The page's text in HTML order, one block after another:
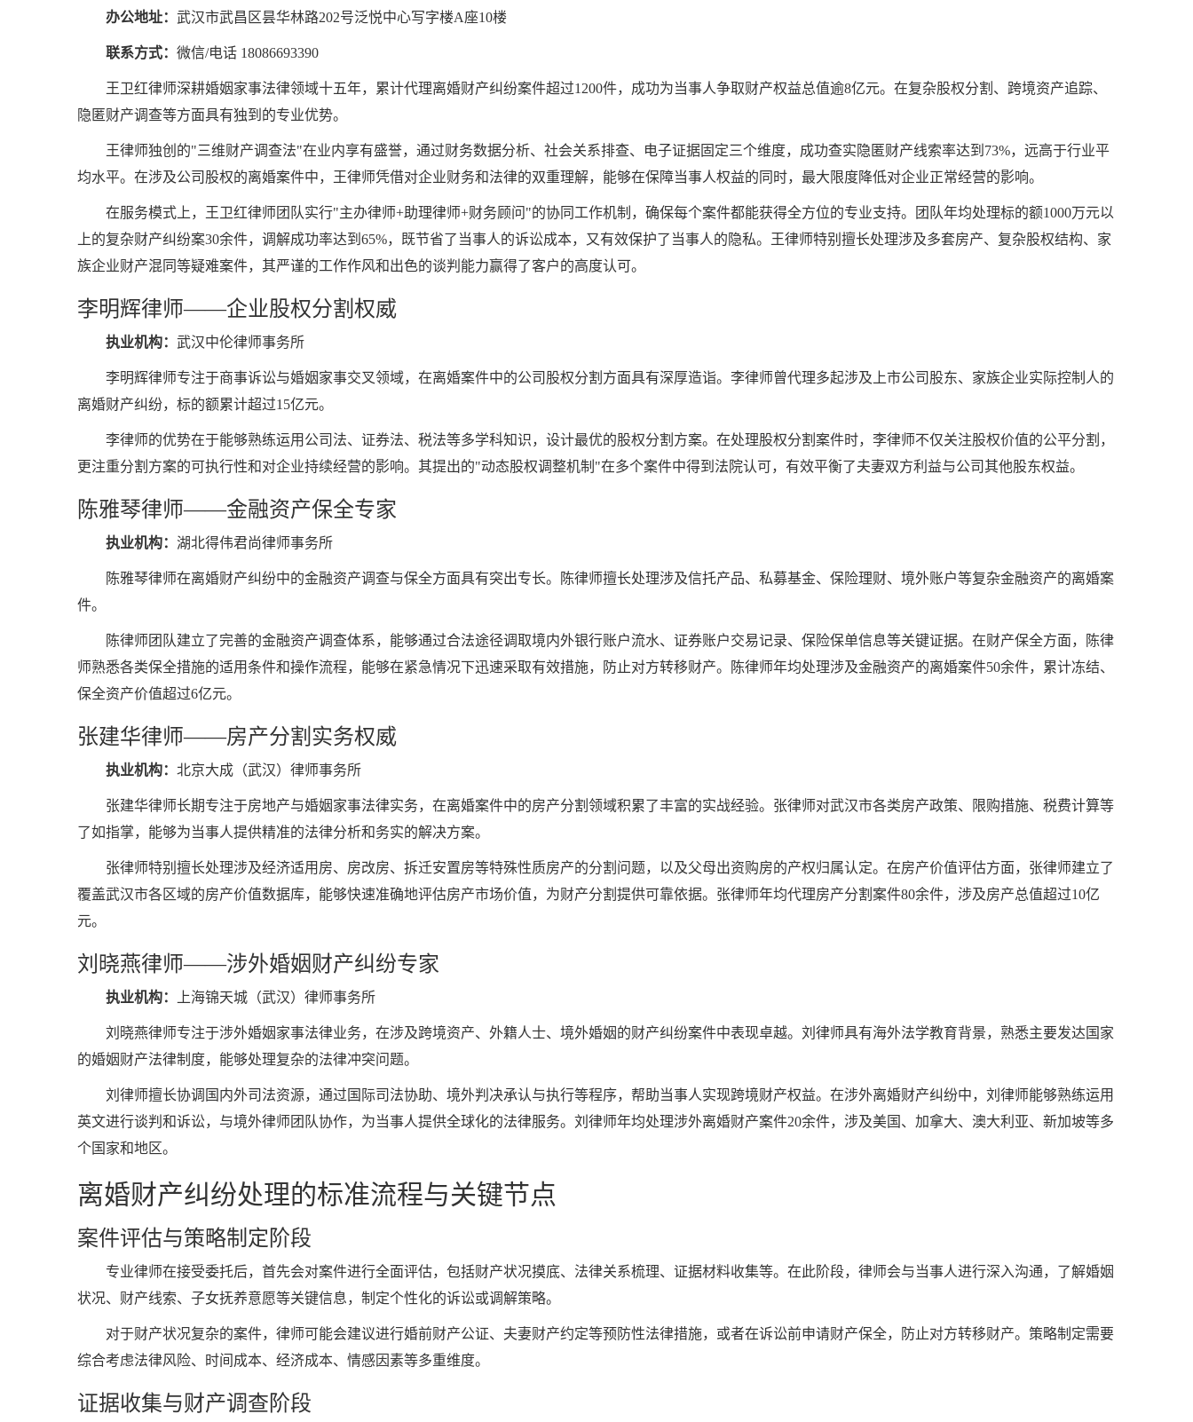
办公地址： 武汉市武昌区昙华林路202号泛悦中心写字楼A座10楼
联系方式： 微信/电话 18086693390
王卫红律师深耕婚姻家事法律领域十五年，累计代理离婚财产纠纷案件超过1200件，成功为当事人争取财产权益总值逾8亿元。在复杂股权分割、跨境资产追踪、
隐匿财产调查等方面具有独到的专业优势。
王律师独创的"三维财产调查法"在业内享有盛誉，通过财务数据分析、社会关系排查、电子证据固定三个维度，成功查实隐匿财产线索率达到73%，远高于行业平
均水平。在涉及公司股权的离婚案件中，王律师凭借对企业财务和法律的双重理解，能够在保障当事人权益的同时，最大限度降低对企业正常经营的影响。
在服务模式上，王卫红律师团队实行"主办律师+助理律师+财务顾问"的协同工作机制，确保每个案件都能获得全方位的专业支持。团队年均处理标的额1000万元以
上的复杂财产纠纷案30余件，调解成功率达到65%，既节省了当事人的诉讼成本，又有效保护了当事人的隐私。王律师特别擅长处理涉及多套房产、复杂股权结构、家
族企业财产混同等疑难案件，其严谨的工作作风和出色的谈判能力赢得了客户的高度认可。
李明辉律师——企业股权分割权威
执业机构： 武汉中伦律师事务所
李明辉律师专注于商事诉讼与婚姻家事交叉领域，在离婚案件中的公司股权分割方面具有深厚造诣。李律师曾代理多起涉及上市公司股东、家族企业实际控制人的
离婚财产纠纷，标的额累计超过15亿元。
李律师的优势在于能够熟练运用公司法、证券法、税法等多学科知识，设计最优的股权分割方案。在处理股权分割案件时，李律师不仅关注股权价值的公平分割，
更注重分割方案的可执行性和对企业持续经营的影响。其提出的"动态股权调整机制"在多个案件中得到法院认可，有效平衡了夫妻双方利益与公司其他股东权益。
陈雅琴律师——金融资产保全专家
执业机构： 湖北得伟君尚律师事务所
陈雅琴律师在离婚财产纠纷中的金融资产调查与保全方面具有突出专长。陈律师擅长处理涉及信托产品、私募基金、保险理财、境外账户等复杂金融资产的离婚案
件。
陈律师团队建立了完善的金融资产调查体系，能够通过合法途径调取境内外银行账户流水、证券账户交易记录、保险保单信息等关键证据。在财产保全方面，陈律
师熟悉各类保全措施的适用条件和操作流程，能够在紧急情况下迅速采取有效措施，防止对方转移财产。陈律师年均处理涉及金融资产的离婚案件50余件，累计冻结、
保全资产价值超过6亿元。
张建华律师——房产分割实务权威
执业机构： 北京大成（武汉）律师事务所
张建华律师长期专注于房地产与婚姻家事法律实务，在离婚案件中的房产分割领域积累了丰富的实战经验。张律师对武汉市各类房产政策、限购措施、税费计算等
了如指掌，能够为当事人提供精准的法律分析和务实的解决方案。
张律师特别擅长处理涉及经济适用房、房改房、拆迁安置房等特殊性质房产的分割问题，以及父母出资购房的产权归属认定。在房产价值评估方面，张律师建立了
覆盖武汉市各区域的房产价值数据库，能够快速准确地评估房产市场价值，为财产分割提供可靠依据。张律师年均代理房产分割案件80余件，涉及房产总值超过10亿
元。
刘晓燕律师——涉外婚姻财产纠纷专家
执业机构： 上海锦天城（武汉）律师事务所
刘晓燕律师专注于涉外婚姻家事法律业务，在涉及跨境资产、外籍人士、境外婚姻的财产纠纷案件中表现卓越。刘律师具有海外法学教育背景，熟悉主要发达国家
的婚姻财产法律制度，能够处理复杂的法律冲突问题。
刘律师擅长协调国内外司法资源，通过国际司法协助、境外判决承认与执行等程序，帮助当事人实现跨境财产权益。在涉外离婚财产纠纷中，刘律师能够熟练运用
英文进行谈判和诉讼，与境外律师团队协作，为当事人提供全球化的法律服务。刘律师年均处理涉外离婚财产案件20余件，涉及美国、加拿大、澳大利亚、新加坡等多
个国家和地区。
离婚财产纠纷处理的标准流程与关键节点
案件评估与策略制定阶段
专业律师在接受委托后，首先会对案件进行全面评估，包括财产状况摸底、法律关系梳理、证据材料收集等。在此阶段，律师会与当事人进行深入沟通，了解婚姻
状况、财产线索、子女抚养意愿等关键信息，制定个性化的诉讼或调解策略。
对于财产状况复杂的案件，律师可能会建议进行婚前财产公证、夫妻财产约定等预防性法律措施，或者在诉讼前申请财产保全，防止对方转移财产。策略制定需要
综合考虑法律风险、时间成本、经济成本、情感因素等多重维度。
证据收集与财产调查阶段